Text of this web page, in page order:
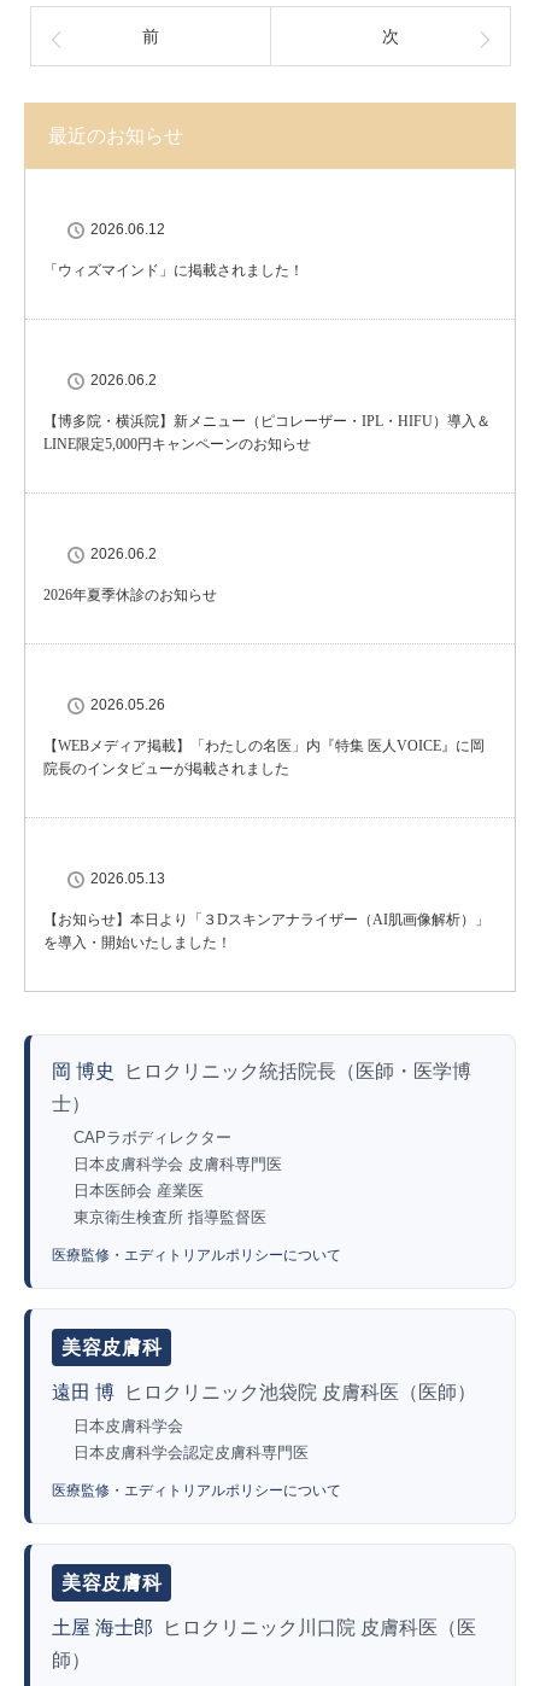
前 次
最近のお知らせ
2026.06.12
「ウィズマインド」に掲載されました！
2026.06.2
【博多院・横浜院】新メニュー（ピコレーザー・IPL・HIFU）導入＆
LINE限定5,000円キャンペーンのお知らせ
2026.06.2
2026年夏季休診のお知らせ
2026.05.26
【WEBメディア掲載】「わたしの名医」内『特集 医人VOICE』に岡
院長のインタビューが掲載されました
2026.05.13
【お知らせ】本日より「３Dスキンアナライザー（AI肌画像解析）」
を導入・開始いたしました！
岡 博史
ヒロクリニック統括院長（医師・医学博
士）
CAPラボディレクター
日本皮膚科学会 皮膚科専門医
日本医師会 産業医
東京衛生検査所 指導監督医
医療監修・エディトリアルポリシーについて
美容皮膚科
遠田 博 ヒロクリニック池袋院 皮膚科医（医師）
日本皮膚科学会
日本皮膚科学会認定皮膚科専門医
医療監修・エディトリアルポリシーについて
美容皮膚科
土屋 海士郎
ヒロクリニック川口院 皮膚科医（医
師）